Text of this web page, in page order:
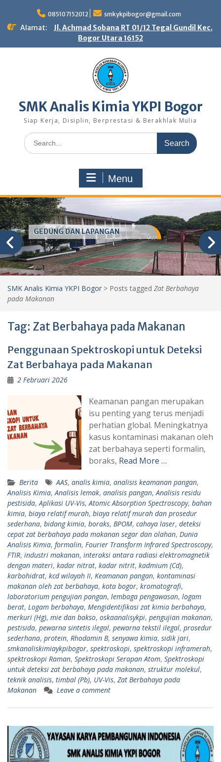
content
085107152012 smkykpibogor@gmail.com
Alamat:
Jl. Achmad Sobana RT 01/12 Tegal Gundil Kec.
Bogor Utara 16152
SMK Analis Kimia YKPI Bogor
Siap Kerja, Disiplin, Berprestasi & Berakhlak Mulia
Search
for:
Menu
GEDUNG DAN LAPANGAN
SMK Analis Kimia YKPI Bogor > Posts tagged Zat Berbahaya
pada Makanan
Tag: Zat Berbahaya pada Makanan
Penggunaan Spektroskopi untuk Deteksi
Zat Berbahaya pada Makanan
2 Februari 2026
Keamanan pangan merupakan
isu penting yang terus menjadi
perhatian global. Meningkatnya
kasus kontaminasi makanan oleh
zat berbahaya seperti formalin,
boraks, Read More …
Berita AAS, analis kimia, analisis keamanan pangan,
Analisis Kimia, Analisis lemak, analisis pangan, Analisis residu
pestisida, Aplikasi UV-Vis, Atomic Absorption Spectroscopy, bahan
kimia, biaya relatif murah, biaya relatif murah dan prosedur
sederhana, bidang kimia, boraks, BPOM, cahaya laser, deteksi
cepat zat berbahaya pada makanan segar dan olahan, Dunia
Analisis Kimia, formalin, Fourier Transform Infrared Spectroscopy,
FTIR, industri makanan, interaksi antara radiasi elektromagnetik
dengan materi, kadar nitrat, kadar nitrit, kadmium (Cd),
karbohidrat, kcd wilayah II, Keamanan pangan, kontaminasi
makanan oleh zat berbahaya, kota bogor, kromatografi,
laboratorium pengujian pangan, lembaga pengawasan, logam
berat, Logam berbahaya, Mengidentifikasi zat kimia berbahaya,
merkuri (Hg), mie dan bakso, oskaanalisykpi, pengujian makanan,
pestisida, pewarna sintetis ilegal, pewarna tekstil ilegal, prosedur
sederhana, protein, Rhodamin B, senyawa kimia, sidik jari,
smkanaliskimiaykpibogor, spektroskopi, spektroskopi inframerah,
spektroskopi Raman, Spektroskopi Serapan Atom, Spektroskopi
untuk deteksi zat berbahaya pada makanan, struktur molekul,
teknik analisis, timbal (Pb), UV-Vis, Zat Berbahaya pada
Makanan
Leave a comment